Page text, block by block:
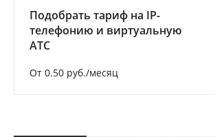
Подобрать тариф на IP-
телефонию и виртуальную
АТС
От 0.50 руб./месяц